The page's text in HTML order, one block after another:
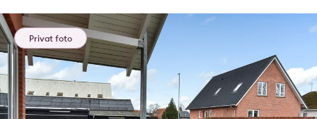
Privat foto